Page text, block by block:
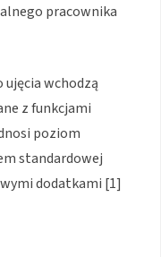
pracownika
ujęcia wchodzą
z funkcjami
poziom
standardowej
dodatkami [1]